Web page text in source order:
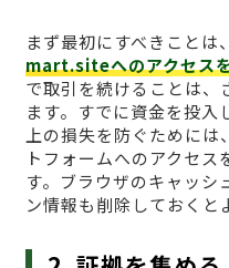
まず最初にすべきことは、
mart.siteへのアクセス
で取引を続けることは、
ます。すでに資金を投入
上の損失を防ぐために
トフォームへのアクセ
す。ブラウザのキャッシ
ン情報も削除しておくと